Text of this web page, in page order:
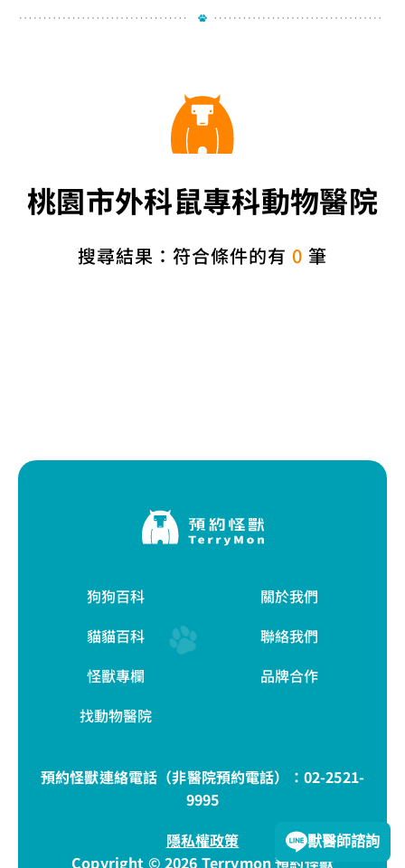
桃園市外科鼠專科動物醫院
搜尋結果：符合條件的有 0 筆
狗狗百科
貓貓百科
怪獸專欄
找動物醫院
關於我們
聯絡我們
品牌合作
預約怪獸連絡電話（非醫院預約電話）： 02-2521-
9995
隱私權政策
Copyright © 2026 Terrymon 預約怪獸
獸醫師諮詢